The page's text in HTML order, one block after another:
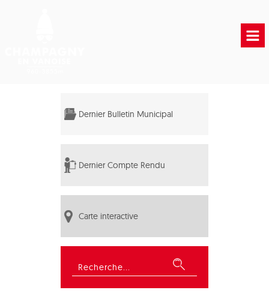
Dernier Bulletin Municipal
Dernier Compte Rendu
Carte interactive
Rechercher